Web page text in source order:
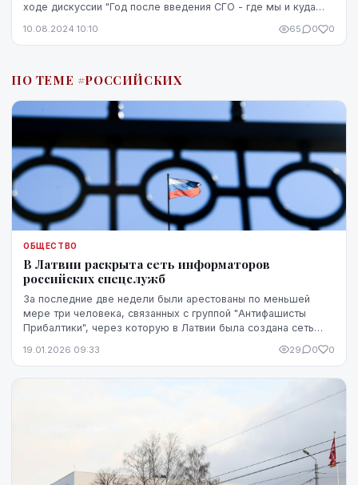
ходе дискуссии "Год после введения СГО - где мы и куда
10.08.2024 10:10 65 0 0
ПО ТЕМЕ #РОССИЙСКИХ
ОБЩЕСТВО
В Латвии раскрыта сеть информаторов
российских спецслужб
За последние две недели были арестованы по меньшей
мере три человека, связанных с группой "Антифашисты
Прибалтики", через которую в Латвии была создана сеть
19.01.2026 09:33 29 0 0